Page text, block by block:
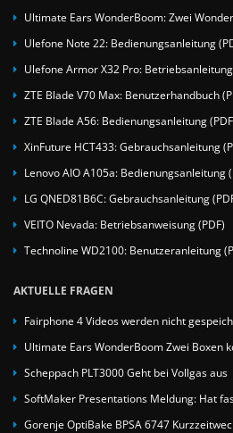
Ultimate Ears WonderBoom: Zwei
Ulefone Note 22: Bedienungsanleitung
Ulefone Armor X32 Pro: Betriebsanleitung
ZTE Blade V70 Max: Benutzerhandbuch
ZTE Blade A56: Bedienungsanleitung
XinFuture HCT433: Gebrauchsanleitung
Lenovo AIO A105a: Bedienungsanleitung
LG QNED81B6C: Gebrauchsanleitung
VEITO Nevada: Betriebsanweisung (PDF)
Technoline WD2100: Benutzeranleitung
AKTUELLE FRAGEN
Fairphone 4 Videos werden nicht
Ultimate Ears WonderBoom Zwei Boxen
Scheppach PLT3000 Geht bei Vollgas aus
SoftMaker Presentations Meldung: Hat
Gorenje OptiBake BPSA 6747